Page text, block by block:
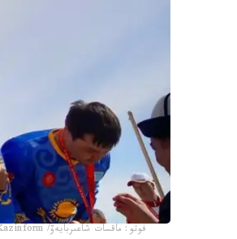
فوتو: ماقسات شاعىربايەۆ/ Kazinform